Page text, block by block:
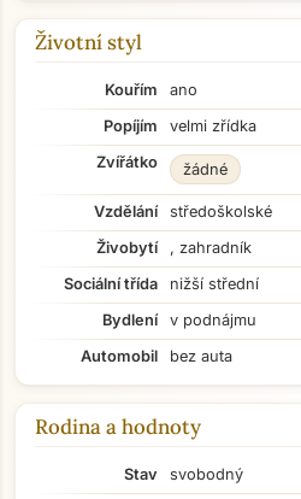
Životní styl
Kouřím
ano
Popíjím
velmi zřídka
Zvířátko
žádné
Vzdělání
středoškolské
Živobytí
, zahradník
Sociální třída
nižší střední
Bydlení
v podnájmu
Automobil
bez auta
Rodina a hodnoty
Stav
svobodný